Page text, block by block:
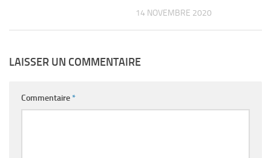
14 NOVEMBRE 2020
LAISSER UN COMMENTAIRE
Commentaire*